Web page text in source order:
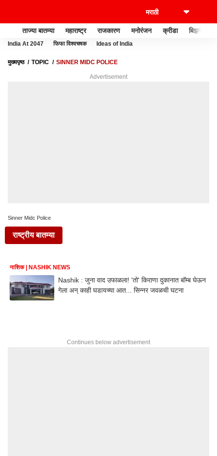
ताज्या बातम्या महाराष्ट्र राजकारण मनोरंजन क्रीडा बिझनेस
India At 2047 फिफा विश्वचषक Ideas of India
मुख्यपृष्ठ TOPIC SINNER MIDC POLICE
Advertisement
Sinner Midc Police
राष्ट्रीय बातम्या
नाशिक | NASHIK NEWS
Nashik : जुना वाद उफाळला! 'तो' किराणा दुकानात बॉम्ब घेऊन
गेला अन् काही घडायच्या आत... सिन्नर जवळची घटना
Continues below advertisement